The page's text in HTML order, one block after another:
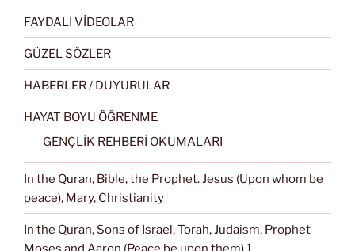
FAYDALI VİDEOLAR
GÜZEL SÖZLER
HABERLER / DUYURULAR
HAYAT BOYU ÖĞRENME
GENÇLİK REHBERİ OKUMALARI
In the Quran, Bible, the Prophet. Jesus (Upon whom be
peace), Mary, Christianity
In the Quran, Sons of Israel, Torah, Judaism, Prophet